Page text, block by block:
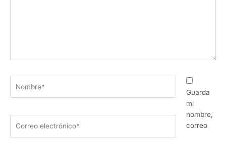
electrónico*
Guarda
mi
nombre,
correo